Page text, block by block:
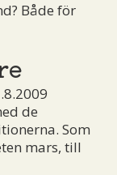
Både för
de
Som
mars, till